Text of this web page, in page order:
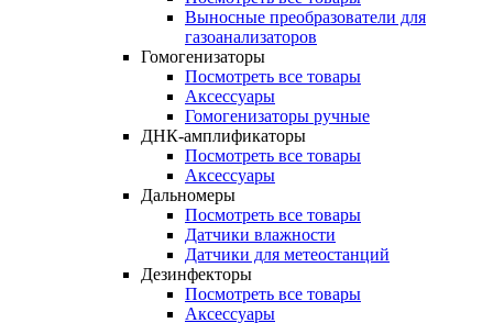
Выносные преобразователи для
газоанализаторов
Гомогенизаторы
Посмотреть все товары
Аксессуары
Гомогенизаторы ручные
ДНК-амплификаторы
Посмотреть все товары
Аксессуары
Дальномеры
Посмотреть все товары
Датчики влажности
Датчики для метеостанций
Дезинфекторы
Посмотреть все товары
Аксессуары